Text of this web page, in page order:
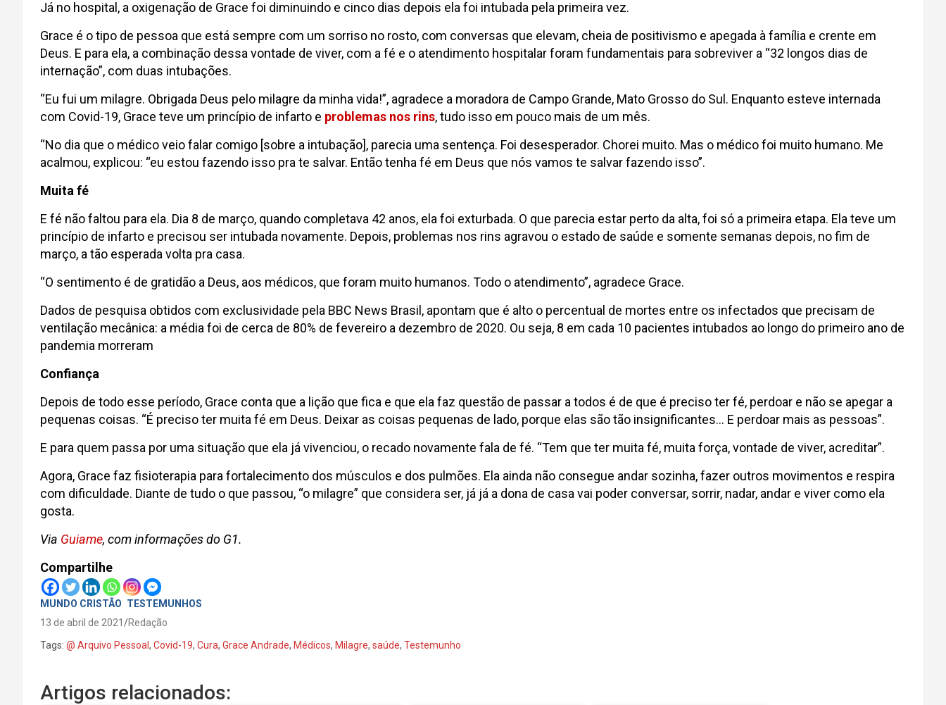
Já no hospital, a oxigenação de Grace foi diminuindo e cinco dias depois ela foi intubada pela primeira vez.
Grace é o tipo de pessoa que está sempre com um sorriso no rosto, com conversas que elevam, cheia de positivismo e apegada à família e crente em
Deus. E para ela, a combinação dessa vontade de viver, com a fé e o atendimento hospitalar foram fundamentais para sobreviver a “32 longos dias de
internação”, com duas intubações.
“Eu fui um milagre. Obrigada Deus pelo milagre da minha vida!”, agradece a moradora de Campo Grande, Mato Grosso do Sul. Enquanto esteve internada
com Covid-19, Grace teve um princípio de infarto e problemas nos rins, tudo isso em pouco mais de um mês.
“No dia que o médico veio falar comigo [sobre a intubação], parecia uma sentença. Foi desesperador. Chorei muito. Mas o médico foi muito humano. Me
acalmou, explicou: “eu estou fazendo isso pra te salvar. Então tenha fé em Deus que nós vamos te salvar fazendo isso”.
Muita fé
E fé não faltou para ela. Dia 8 de março, quando completava 42 anos, ela foi exturbada. O que parecia estar perto da alta, foi só a primeira etapa. Ela teve um
princípio de infarto e precisou ser intubada novamente. Depois, problemas nos rins agravou o estado de saúde e somente semanas depois, no fim de
março, a tão esperada volta pra casa.
“O sentimento é de gratidão a Deus, aos médicos, que foram muito humanos. Todo o atendimento”, agradece Grace.
Dados de pesquisa obtidos com exclusividade pela BBC News Brasil, apontam que é alto o percentual de mortes entre os infectados que precisam de
ventilação mecânica: a média foi de cerca de 80% de fevereiro a dezembro de 2020. Ou seja, 8 em cada 10 pacientes intubados ao longo do primeiro ano de
pandemia morreram
Confiança
Depois de todo esse período, Grace conta que a lição que fica e que ela faz questão de passar a todos é de que é preciso ter fé, perdoar e não se apegar a
pequenas coisas. “É preciso ter muita fé em Deus. Deixar as coisas pequenas de lado, porque elas são tão insignificantes… E perdoar mais as pessoas”.
E para quem passa por uma situação que ela já vivenciou, o recado novamente fala de fé. “Tem que ter muita fé, muita força, vontade de viver, acreditar”.
Agora, Grace faz fisioterapia para fortalecimento dos músculos e dos pulmões. Ela ainda não consegue andar sozinha, fazer outros movimentos e respira
com dificuldade. Diante de tudo o que passou, “o milagre” que considera ser, já já a dona de casa vai poder conversar, sorrir, nadar, andar e viver como ela
gosta.
Via Guiame, com informações do G1.
Compartilhe
MUNDO CRISTÃO TESTEMUNHOS
13 de abril de 2021
Redação
Tags: @ Arquivo Pessoal , Covid-19, Cura, Grace Andrade, Médicos, Milagre, saúde, Testemunho
Artigos relacionados: